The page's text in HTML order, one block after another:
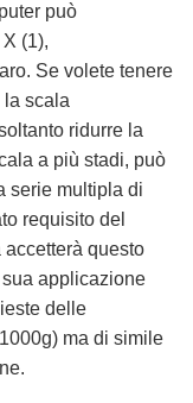
può
(1),
Se volete tenere
la scala
ridurre la
a più stadi, può
serie multipla di
requisito del
accetterà questo
applicazione
delle
ma di simile